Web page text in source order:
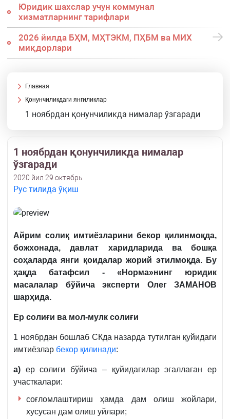
Юридик шахслар учун коммунал
хизматларнинг тарифлари
2026 йилда БҲМ, МҲТЭКМ, ПҲБМ ва МИХ
миқдорлари
Главная
Қонунчиликдаги янгиликлар
1 ноябрдан қонунчиликда нималар ўзгаради
1 ноябрдан қонунчиликда нималар
ўзгаради
2020 йил 29 октябрь
Рус тилида ўқиш
Айрим солиқ имтиёзларини бекор қилинмоқда,
божхонада, давлат харидларида ва бошқа
соҳалардаянги қоидалар жорий этилмоқда. Бу
ҳақда батафсил - «Норма»нинг юридик
масалалар бўйича эксперти Олег ЗАМАНОВ
шарҳида.
Ер солиғи ва мол-мулк солиғи
1 ноябрдан бошлаб СКда назарда тутилган қуйидаги
имтиёзлар бекор қилинади:
а) ер солиғи бўйича – қуйидагилар эгаллаган ер
участкалари:
соғломлаштириш ҳамда дам олиш жойлари,
хусусан дам олиш уйлари;